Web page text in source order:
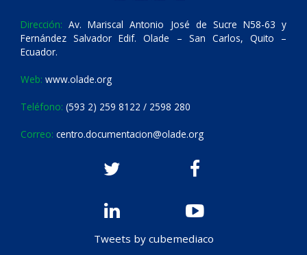
Dirección: Av. Mariscal Antonio José de Sucre N58-63 y
Fernández Salvador Edif. Olade – San Carlos, Quito –
Ecuador.
Web: www.olade.org
Teléfono: (593 2) 259 8122 / 2598 280
Correo: centro.documentacion@olade.org
Tweets by cubemediaco